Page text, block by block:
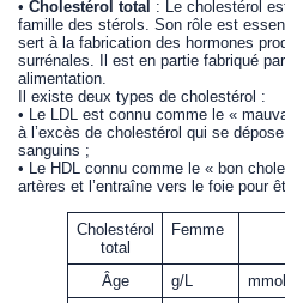
•Cholestérol total : Le cholestérol
famille des stérols. Son rôle est
sert à la fabrication des hormones
surrénales. Il est en partie fabriqué
alimentation.
Il existe deux types de cholestérol :
• Le LDL est connu comme le «
à l’excès de cholestérol qui se
sanguins ;
• Le HDL connu comme le « bon
artères et l’entraîne vers le foie pour
Cholestérol
total
Femme
Âge g/L